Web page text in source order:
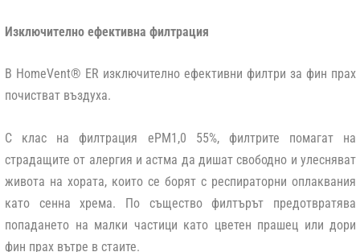
Изключително ефективна филтрация
В HomeVent® ER изключително ефективни филтри за фин прах
почистват въздуха.
С клас на филтрация ePM1,0 55%, филтрите помагат на
страдащите от алергия и астма да дишат свободно и улесняват
живота на хората, които се борят с респираторни оплаквания
като сенна хрема. По същество филтърът предотвратява
попадането на малки частици като цветен прашец или дори
фин прах вътре в стаите.